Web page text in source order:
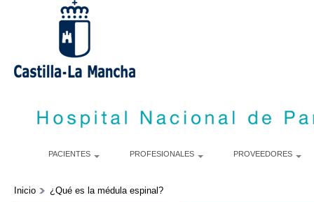
PACIENTES PROFESIONALES PROVEEDORES
Inicio ¿Qué es la médula espinal?